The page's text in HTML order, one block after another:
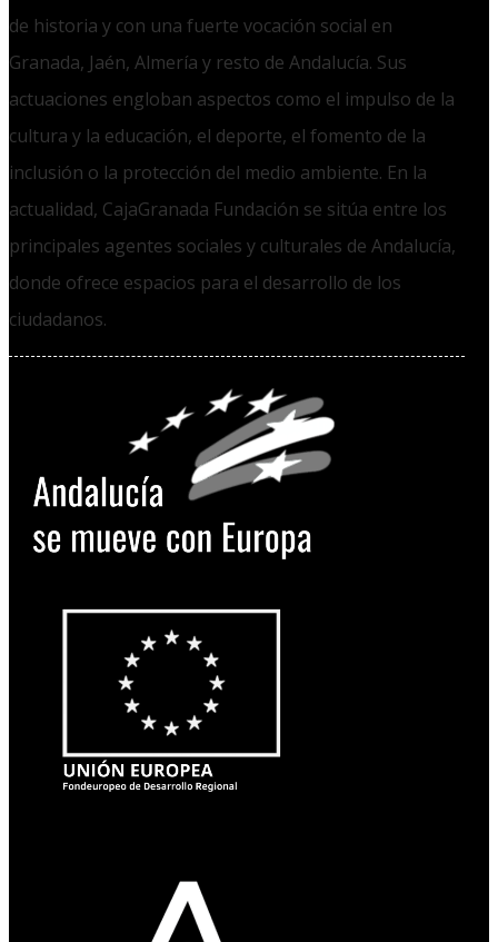
de historia y con una fuerte vocación social en
Granada, Jaén, Almería y resto de Andalucía. Sus
actuaciones engloban aspectos como el impulso de la
cultura y la educación, el deporte, el fomento de la
inclusión o la protección del medio ambiente. En la
actualidad, CajaGranada Fundación se sitúa entre los
principales agentes sociales y culturales de Andalucía,
donde ofrece espacios para el desarrollo de los
ciudadanos.